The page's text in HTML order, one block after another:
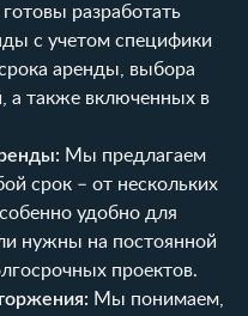
разработать
с учетом специфики
аренды, выбора
а также включенных в
Мы предлагаем
срок – от нескольких
удобно для
нужны на постоянной
проектов.
Мы понимаем,